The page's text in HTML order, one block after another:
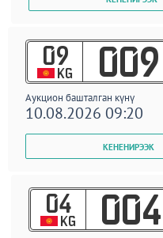
09
KG 009
Аукцион башталган күнү
10.08.2026 09:20
04
KG 004